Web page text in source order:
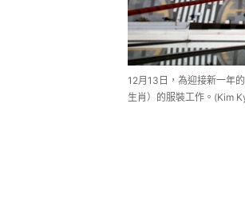
12月13日，為迎接新一年
生肖）的服裝工作。(Kim